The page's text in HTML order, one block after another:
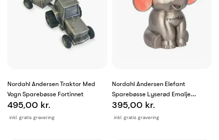
Nordahl Andersen Traktor Med
Vogn Sparebøsse Fortinnet
inkl. gratis gravering
495,00 kr.
Nordahl Andersen Elefant
Sparebøsse Lyserød Emalje
Fortinnet
inkl. gratis gravering
395,00 kr.